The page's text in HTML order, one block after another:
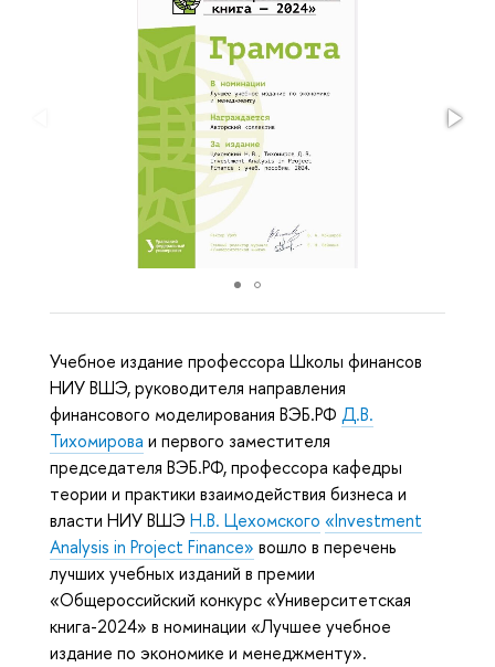
Учебное издание профессора Школы финансов
НИУ ВШЭ, руководителя направления
финансового моделирования ВЭБ.РФ Д.В.
Тихомирова и первого заместителя
председателя ВЭБ.РФ, профессора кафедры
теории и практики взаимодействия бизнеса и
власти НИУ ВШЭ Н.В. Цехомского «Investment
Analysis in Project Finance» вошло в перечень
лучших учебных изданий в премии
«Общероссийский конкурс «Университетская
книга-2024» в номинации «Лучшее учебное
издание по экономике и менеджменту».